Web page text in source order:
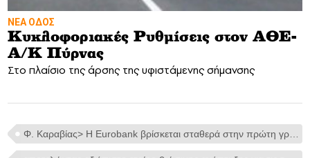
ΝΕΑ ΟΔΟΣ
Κυκλοφοριακές Ρυθμίσεις στον ΑΘΕ-
Α/Κ Πύρνας
Στο πλαίσιο της άρσης της υφιστάμενης σήμανσης